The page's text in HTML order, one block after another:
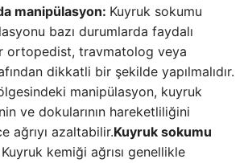
manipülasyon: Kuyruk sokumu
bazı durumlarda faydalı
ortopedist, travmatolog veya
dikkatli bir şekilde yapılmalıdır.
manipülasyon, kuyruk
ve dokularının hareketliliğini
ağrıyı azaltabilir.Kuyruk sokumu
Kuyruk kemiği ağrısı genellikle